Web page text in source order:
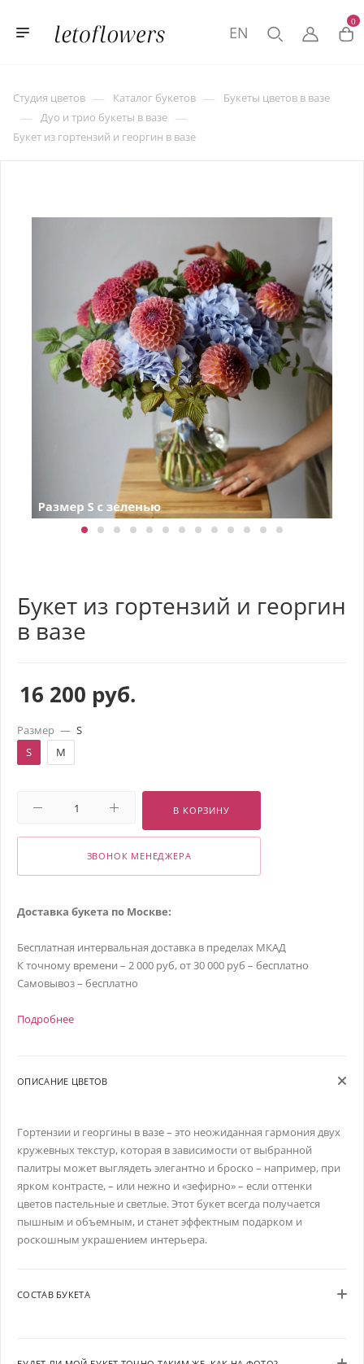
0
EN
Студия цветов — Каталог букетов — Букеты цветов в вазе
— Дуо и трио букеты в вазе —
Букет из гортензий и георгин в вазе
Букет из гортензий и георгин
в вазе
16 200 руб.
Размер — S
S
M
В КОРЗИНУ
ЗВОНОК МЕНЕДЖЕРА
Доставка букета по Москве:
Бесплатная интервальная доставка в пределах МКАД
К точному времени – 2 000 руб, от 30 000 руб – бесплатно
Самовывоз – бесплатно
Подробнее
ОПИСАНИЕ ЦВЕТОВ
Гортензии и георгины в вазе – это неожиданная гармония двух
кружевных текстур, которая в зависимости от выбранной
палитры может выглядеть элегантно и броско – например, при
ярком контрасте, – или нежно и «зефирно» – если оттенки
цветов пастельные и светлые. Этот букет всегда получается
пышным и объемным, и станет эффектным подарком и
роскошным украшением интерьера.
СОСТАВ БУКЕТА